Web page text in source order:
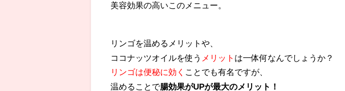
美容効果の高いこのメニュー。
リンゴを温めるメリットや、
ココナッツオイルを使う メリット は一体何なんでしょうか？
リンゴは便秘に効く ことでも有名ですが、
温めることで腸効果がUPが最大のメリット！